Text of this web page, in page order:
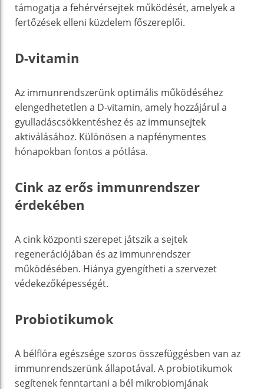
támogatja a fehérvérsejtek működését, amelyek a
fertőzések elleni küzdelem főszereplői.
D-vitamin
Az immunrendszerünk optimális működéséhez
elengedhetetlen a D-vitamin, amely hozzájárul a
gyulladáscsökkentéshez és az immunsejtek
aktiválásához. Különösen a napfénymentes
hónapokban fontos a pótlása.
Cink az erős immunrendszer
érdekében
A cink központi szerepet játszik a sejtek
regenerációjában és az immunrendszer
működésében. Hiánya gyengítheti a szervezet
védekezőképességét.
Probiotikumok
A bélflóra egészsége szoros összefüggésben van az
immunrendszerünk állapotával. A probiotikumok
segítenek fenntartani a bél mikrobiomjának